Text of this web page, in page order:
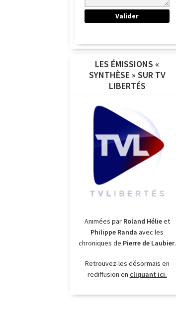
LES ÉMISSIONS «
SYNTHÈSE » SUR TV
LIBERTÉS
Animées par Roland Hélieet
Philippe Randa avec les
chroniques de Pierre de Laubier.
Retrouvez-les désormais en
rediffusion en cliquant ici.